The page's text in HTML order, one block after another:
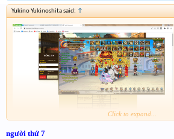
Yukino Yukinoshita said: ↑
Click to expand...
người thứ 7